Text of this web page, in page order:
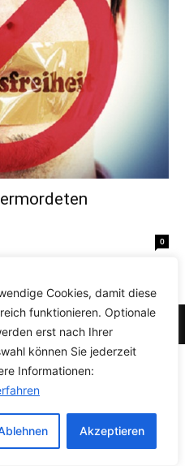
Cookies, damit diese
funktionieren. Optionale
erst nach Ihrer
können Sie jederzeit
Informationen:
Akzeptieren
0
Theme by TagDiv